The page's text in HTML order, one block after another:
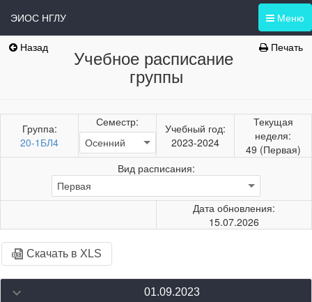
Меню
ЭИОС НГЛУ
Назад Печать
Учебное расписание
группы
Группа:
20-1БЛ4
Семестр:
Учебный год:
2023-2024
Текущая
неделя:
49 (Первая)
Вид расписания:
Дата обновления:
15.07.2026
Скачать в XLS
01.09.2023